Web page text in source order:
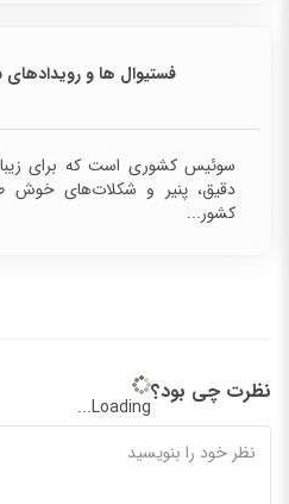
فستیوال ها و
سوئیس کشوری است که برای
دقیق، پنیر و شکلات‌های خوش
کشور...
نظرت چی بود؟
Loading...